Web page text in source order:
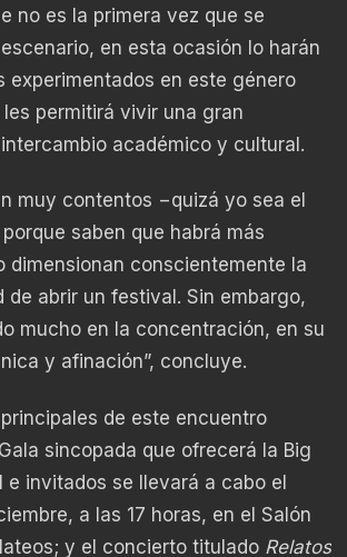
no es la primera vez que se
en esta ocasión lo harán
experimentados en este género
permitirá vivir una gran
académico y cultural.
muy contentos −quizá yo sea el
saben que habrá más
dimensionan conscientemente la
de abrir un festival. Sin embargo,
mucho en la concentración, en su
y afinación”, concluye.
de este encuentro
sincopada que ofrecerá la Big
e invitados se llevará a cabo el
a las 17 horas, en el Salón
y el concierto titulado Relatos